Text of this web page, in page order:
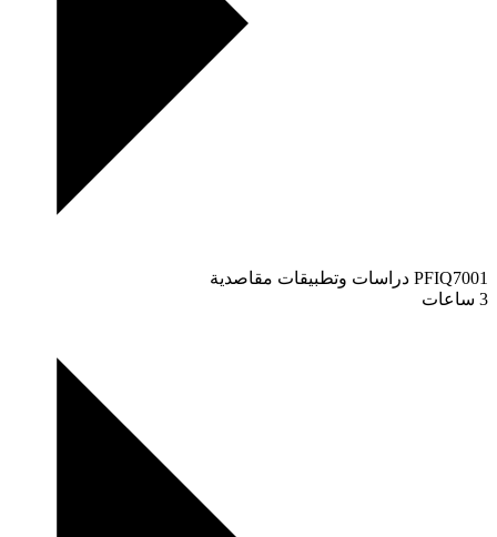
PFIQ7001 دراسات وتطبيقات مقاصدية
3 ساعات